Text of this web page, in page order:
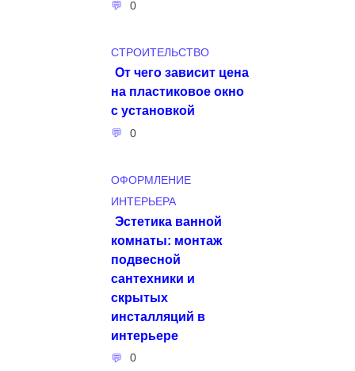
0
СТРОИТЕЛЬСТВО
От чего зависит цена
на пластиковое окно
с установкой
0
ОФОРМЛЕНИЕ
ИНТЕРЬЕРА
Эстетика ванной
комнаты: монтаж
подвесной
сантехники и
скрытых
инсталляций в
интерьере
0